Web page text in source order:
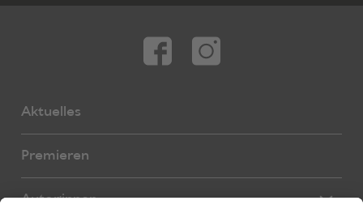
Aktuelles
Premieren
Autor:innen